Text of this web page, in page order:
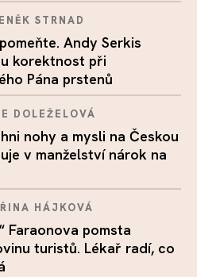
STRNAD
Andy Serkis
korektnost při
Pána prstenů
DOLEŽELOVÁ
nohy a mysli na Českou
v manželství nárok na
HÁJKOVÁ
Faraonova pomsta
turistů. Lékař radí, co